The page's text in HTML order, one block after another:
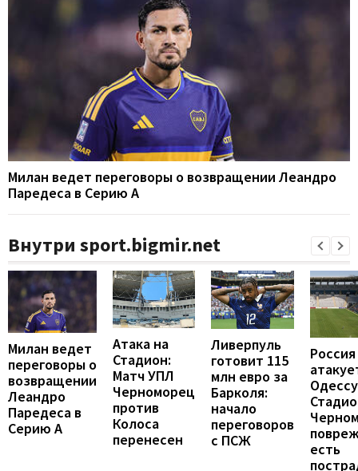
Милан ведет переговоры о возвращении Леандро
Паредеса в Серию А
Внутри sport.bigmir.net
Милан ведет
переговоры о
возвращении
Леандро
Паредеса в
Серию А
Атака на
Стадион:
Матч УПЛ
Черноморец
против
Колоса
перенесен
Ливерпуль
готовит 115
млн евро за
Барколя:
начало
переговоров
с ПСЖ
Россия
есть